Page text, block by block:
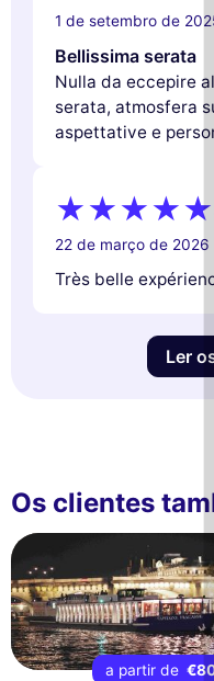
1 de setembro de
Bellissima serata
Nulla da eccepire
serata, atmosfera
aspettative e
22 de março de 2026
Très belle
Ler
Os clientes
a partir de